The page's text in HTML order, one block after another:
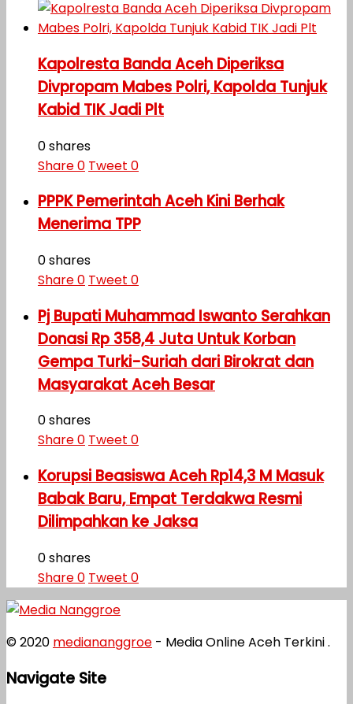
Kapolresta Banda Aceh Diperiksa
Divpropam Mabes Polri, Kapolda Tunjuk
Kabid TIK Jadi Plt
0 shares
Share0 Tweet 0
PPPK Pemerintah Aceh Kini Berhak
Menerima TPP
0 shares
Share0 Tweet 0
Pj Bupati Muhammad Iswanto Serahkan
Donasi Rp 358,4 Juta Untuk Korban
Gempa Turki-Suriah dari Birokrat dan
Masyarakat Aceh Besar
0 shares
Share0 Tweet 0
Korupsi Beasiswa Aceh Rp14,3 M Masuk
Babak Baru, Empat Terdakwa Resmi
Dilimpahkan ke Jaksa
0 shares
Share0 Tweet 0
© 2020 mediananggroe - Media Online Aceh Terkini .
Navigate Site